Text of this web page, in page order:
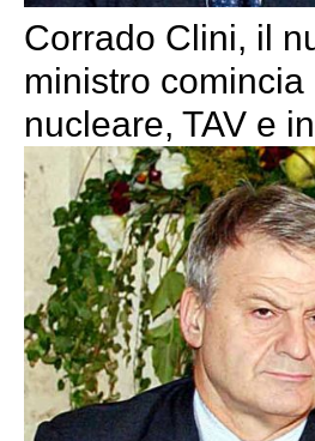
Corrado Clini, il
ministro
nucleare, TAV e